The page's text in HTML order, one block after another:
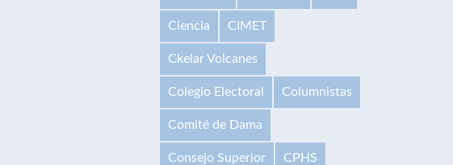
Ciencia CIMET
Ckelar Volcanes
Colegio Electoral Columnistas
Comité de Dama
Consejo Superior CPHS